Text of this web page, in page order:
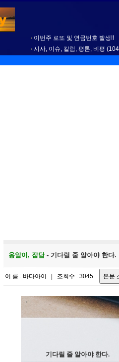
이번주 로또 및 연금번호 발생!!
시사, 이슈, 칼럼, 평론, 비평
옹알이, 잡담- 기다릴 줄 알아야 한다.
이 름 : 바다아이 | 조회수 : 3045
기다릴 줄 알아야 한다.